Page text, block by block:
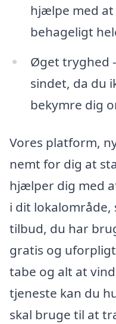
hjælpe med
behageligt
Øget tryghed
sindet, da du
bekymre dig
Vores platform,
nemt for dig at
hjælper dig med
i dit lokalområde,
tilbud, du har
gratis og
tabe og alt at
tjeneste kan du
skal bruge til at